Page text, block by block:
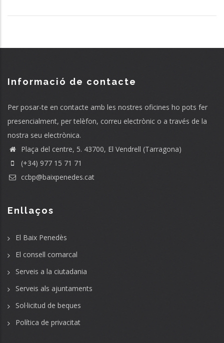
Informació de contacte
Per posar-te en contacte amb les nostres oficines ho pots fer
presencialment, per telèfon, correu electrònic o a través de la
nostra seu electrònica.
Plaça del centre, 5. 43700, El Vendrell (Tarragona)
(+34) 977 15 71 71
ccbp@baixpenedes.cat
Enllaços
El Baix Penedès
El consell comarcal
Serveis a la ciutadania
Serveis als ajuntaments
Sol·licitud de beques
Política de privacitat